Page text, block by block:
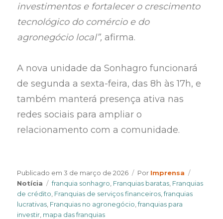
investimentos e fortalecer o crescimento
tecnológico do comércio e do
agronegócio local”, afirma.
A nova unidade da Sonhagro funcionará
de segunda a sexta-feira, das 8h às 17h, e
também manterá presença ativa nas
redes sociais para ampliar o
relacionamento com a comunidade.
Publicado em3 de março de 2026 Por Author
Imprensa
Notícia
Tags
franquia sonhagro Franquias baratas Franquias
de crédito Franquias de serviços financeiros ,franquias
lucrativas Franquias no agronegócio ,franquias para
investir mapa das franquias